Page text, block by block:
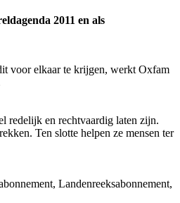
2011 en als
voor elkaar te krijgen, werkt Oxfam
redelijk en rechtvaardig laten zijn.
Ten slotte helpen ze mensen ter
Landenreeksabonnement,